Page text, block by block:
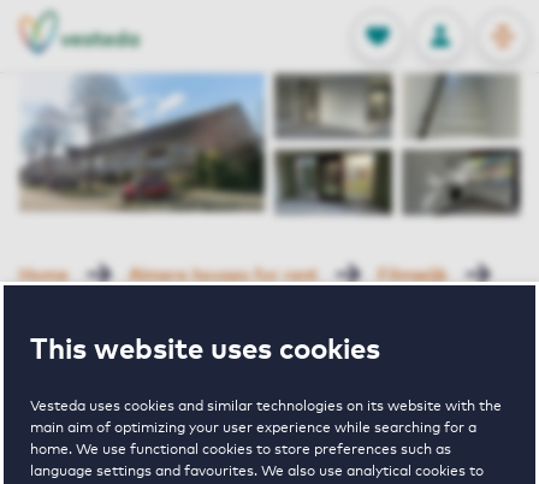
This website uses cookies
Vesteda uses cookies and similar technologies on its website with the
main aim of optimizing your user experience while searching for a
home. We use functional cookies to store preferences such as
language settings and favourites. We also use analytical cookies to
FAVORITES
Stored
LOG IN
NL
EN
Home Almere houses for rent Filmwijk
Simon Van